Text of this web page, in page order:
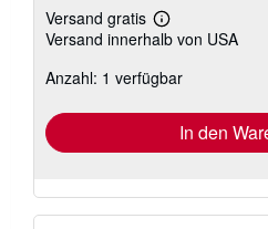
Versand gratis
Weitere
Informationen
Versandkosten
Versand innerhalb von USA
Anzahl: 1 verfügbar
In den